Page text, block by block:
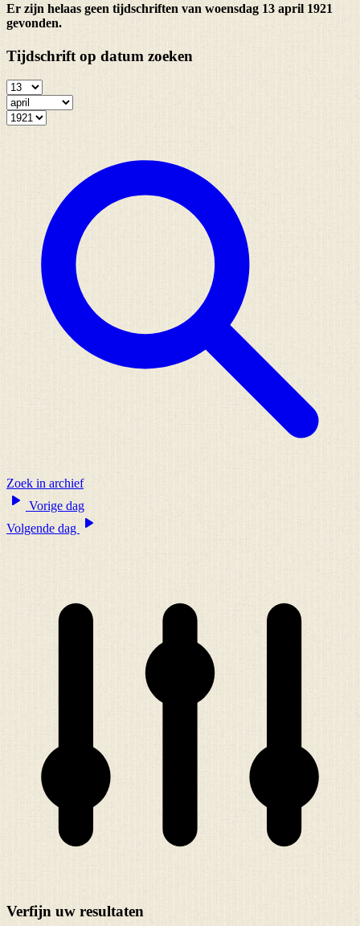
Er zijn helaas geen tijdschriften van woensdag 13 april 1921
gevonden.
Tijdschrift op datum zoeken
Zoek in archief
Vorige dag
Volgende dag
Verfijn uw resultaten